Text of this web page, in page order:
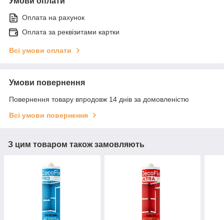
Оплата на рахунок
Оплата за реквізитами картки
Всі умови оплати
Умови повернення
Повернення товару впродовж 14 днів за домовленістю
Всі умови повернення
З цим товаром також замовляють